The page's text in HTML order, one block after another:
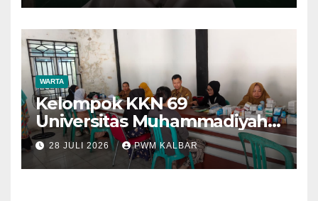
WARTA
Kelompok KKN 69
Universitas Muhammadiyah
Pontianak Dibagi Dua Tim,
Cat Bangunan dan Dampingi
Pelayanan Posyandu Lansia
28 JULI 2026 PWM KALBAR